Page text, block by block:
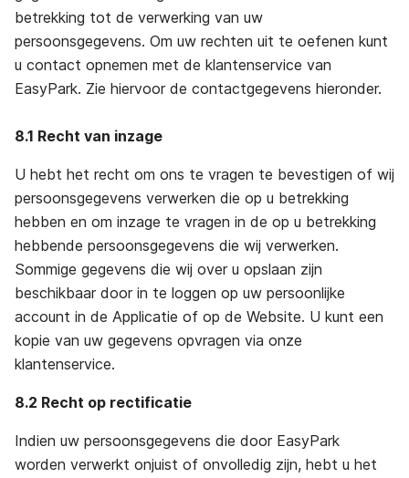
betrekking tot de verwerking van uw
persoonsgegevens. Om uw rechten uit te oefenen kunt
u contact opnemen met de klantenservice van
EasyPark. Zie hiervoor de contactgegevens hieronder.
8.1 Recht van inzage
U hebt het recht om ons te vragen te bevestigen of wij
persoonsgegevens verwerken die op u betrekking
hebben en om inzage te vragen in de op u betrekking
hebbende persoonsgegevens die wij verwerken.
Sommige gegevens die wij over u opslaan zijn
beschikbaar door in te loggen op uw persoonlijke
account in de Applicatie of op de Website. U kunt een
kopie van uw gegevens opvragen via onze
klantenservice.
8.2 Recht op rectificatie
Indien uw persoonsgegevens die door EasyPark
worden verwerkt onjuist of onvolledig zijn, hebt u het